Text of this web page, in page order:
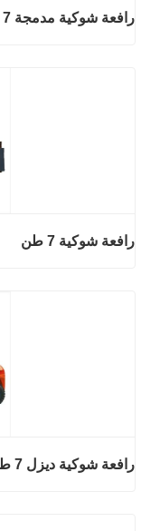
رافعة شوكية مدمجة 7 طن
رافعة شوكية 7 طن
رافعة شوكية ديزل 7 طن للبيع